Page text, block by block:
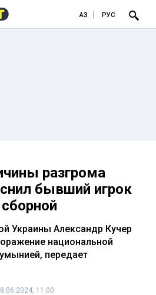
ҚАЗ РУС
разгрома
бывший игрок
Украины Александр Кучер
национальной
передает
11:00